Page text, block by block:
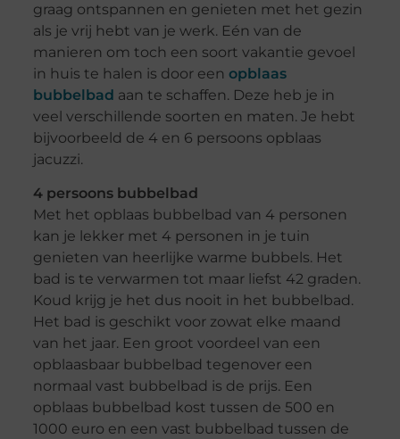
graag ontspannen en genieten met het gezin
als je vrij hebt van je werk. Eén van de
manieren om toch een soort vakantie gevoel
in huis te halen is door een opblaas
bubbelbad aan te schaffen. Deze heb je in
veel verschillende soorten en maten. Je hebt
bijvoorbeeld de 4 en 6 persoons opblaas
jacuzzi.
4 persoons bubbelbad
Met het opblaas bubbelbad van 4 personen
kan je lekker met 4 personen in je tuin
genieten van heerlijke warme bubbels. Het
bad is te verwarmen tot maar liefst 42 graden.
Koud krijg je het dus nooit in het bubbelbad.
Het bad is geschikt voor zowat elke maand
van het jaar. Een groot voordeel van een
opblaasbaar bubbelbad tegenover een
normaal vast bubbelbad is de prijs. Een
opblaas bubbelbad kost tussen de 500 en
1000 euro en een vast bubbelbad tussen de